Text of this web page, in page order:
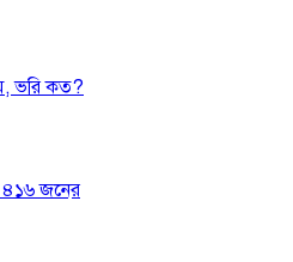
ভরি কত?
৪১৬ জনের